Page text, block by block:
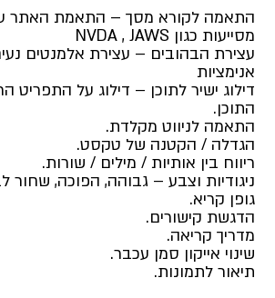
התאמה לקורא מסך – התאמת האתר
מסייעות כגון NVDA , JAWS
עצירת הבהובים – עצירת אלמנטים
אנימציות
דילוג ישיר לתוכן – דילוג על התפריט
התוכן.
התאמה לניווט מקלדת.
הגדלה / הקטנה של טקסט.
ריווח בין אותיות / מילים / שורות.
ניגודיות וצבע – גבוהה, הפוכה, שחור
גופן קריא.
הדגשת קישורים.
מדריך קריאה.
שינוי אייקון סמן עכבר.
תיאור לתמונות.